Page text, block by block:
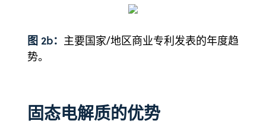
图 2b： 主要国家/地区商业专利发表的年度趋
势。
固态电解质的优势